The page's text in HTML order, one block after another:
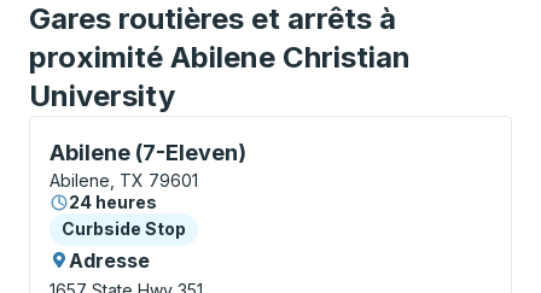
Gares routières et arrêts à
proximité Abilene Christian
University
Abilene (7-Eleven)
Curbside Stop, utilisez les touches fléchées ou la
Abilene, TX 79601
24 heures
Curbside Stop
Curbside Stop
Adresse